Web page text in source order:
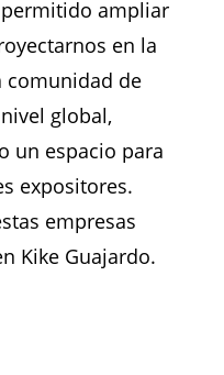
ampliar
en la
comunidad de
global,
un espacio para
expositores.
empresas
Kike Guajardo.